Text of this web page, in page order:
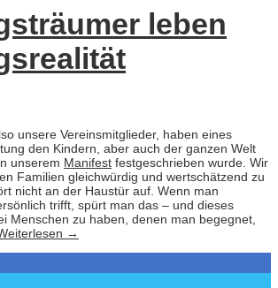
leben
unsere Vereinsmitglieder, haben eines
den Kindern, aber auch der ganzen Welt
unserem Manifest festgeschrieben wurde. Wir
Familien gleichwürdig und wertschätzend zu
nicht an der Haustür auf. Wenn man
trifft, spürt man das – und dieses
Menschen zu haben, denen man begegnet,
→